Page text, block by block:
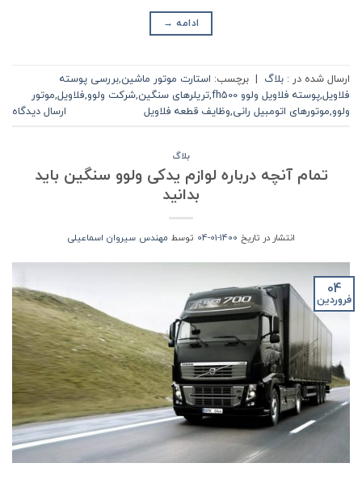
ادامه →
ارسال شده در : بلاگ | برچسب: استارت موتور ماشین,بررسی پوسته
فلاویل,پوسته فلاویل ولوو fh500 ,تریلرهای سنگین,شرکت ولوو,فلاویل,موتور
ولوو,موتورهای اتومبیل رانی,وظایف قطعه فلاویل ارسال دیدگاه
بلاگ
تمام آنچه درباره لوازم یدکی ولوو سنگین باید
بدانید
انتشار در تاریخ 1400-01-04 توسط مهندس سیروان اسماعیلی
04
فروردین